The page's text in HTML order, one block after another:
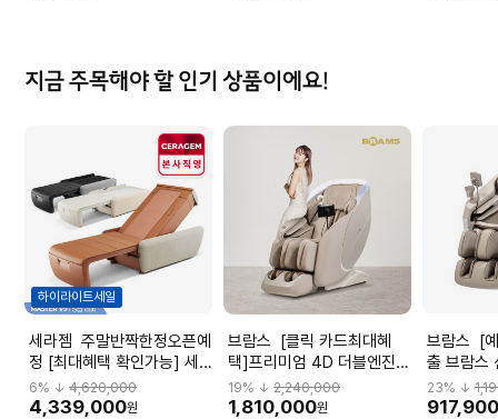
지금 주목해야 할 인기 상품이에요!
하이라이트세일
세라젬 주말반짝한정오픈예
정 [최대혜택 확인가능] 세
라젬 마스터 V9 S급 리퍼 척
추온열 의료기기
6% ↓ 4,620,000
4,339,000원
브람스 [클릭 카드최대혜
택]프리미엄 4D 더블엔진
안마의자 아우라 BRAMS-
K8G008BA
19% ↓2,240,000
1,810,000원
브람스 [예약판매] 비밀노
출 브람스
의자 올인
23% ↓